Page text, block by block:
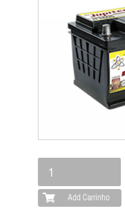
PRODUTOS
SERVIÇOS
ORÇAMENTO